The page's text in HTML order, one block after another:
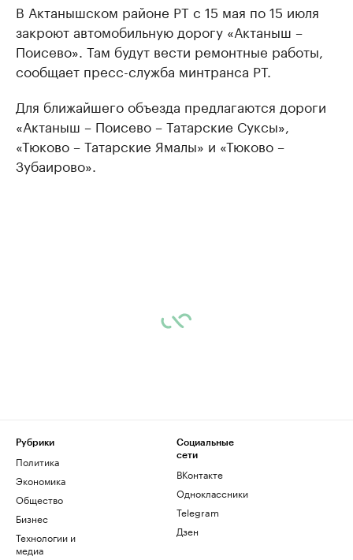
В Актанышском районе РТ с 15 мая по 15 июля
закроют автомобильную дорогу «Актаныш –
Поисево». Там будут вести ремонтные работы,
сообщает пресс-служба минтранса РТ.
Для ближайшего объезда предлагаются дороги
«Актаныш – Поисево – Татарские Суксы»,
«Тюково – Татарские Ямалы» и «Тюково –
Зубаирово».
Рубрики
Политика
Экономика
Общество
Бизнес
Технологии и
медиа
Социальные
сети
ВКонтакте
Одноклассники
Telegram
Дзен